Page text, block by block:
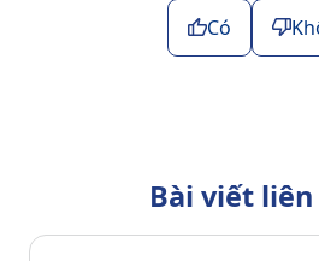
Có
Bài viết